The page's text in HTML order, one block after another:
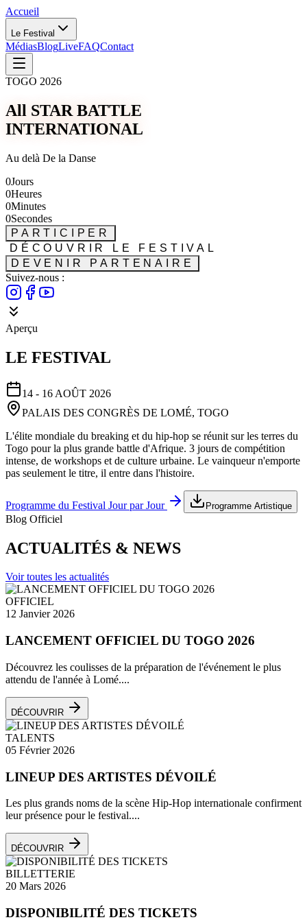
Accueil
Le Festival
MédiasBlogLiveFAQContact
TOGO 2026
All STAR BATTLE
INTERNATIONAL
Au delà De la Danse
0Jours
0Heures
0Minutes
0Secondes
PARTICIPER
DÉCOUVRIR LE FESTIVAL
DEVENIR PARTENAIRE
Suivez-nous :
Aperçu
LE FESTIVAL
14 - 16 AOÛT 2026
PALAIS DES CONGRÈS DE LOMÉ, TOGO
L'élite mondiale du breaking et du hip-hop se réunit sur les terres du
Togo pour la plus grande battle d'Afrique. 3 jours de compétition
intense, de workshops et de culture urbaine. Le vainqueur n'emporte
pas seulement le titre, il entre dans l'histoire.
Programme du Festival Jour par Jour Programme Artistique
Blog Officiel
ACTUALITÉS & NEWS
Voir toutes les actualités
OFFICIEL
12 Janvier 2026
LANCEMENT OFFICIEL DU TOGO 2026
Découvrez les coulisses de la préparation de l'événement le plus
attendu de l'année à Lomé....
DÉCOUVRIR
TALENTS
05 Février 2026
LINEUP DES ARTISTES DÉVOILÉ
Les plus grands noms de la scène Hip-Hop internationale confirment
leur présence pour le festival....
DÉCOUVRIR
BILLETTERIE
20 Mars 2026
DISPONIBILITÉ DES TICKETS